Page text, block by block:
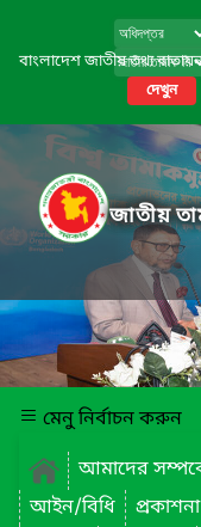
বাংলাদেশ জাতীয় তথ্য
দেখুন
জাতীয়
মেনু নির্বাচন করুন
আমাদের
আইন/বিধি